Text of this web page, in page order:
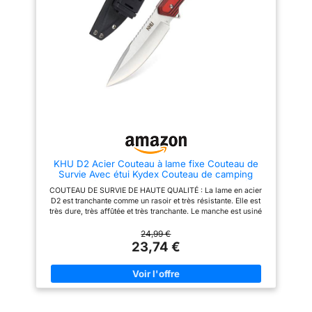
longueur et d'épaisseur offre
besoin. DESIGN CLASSIQUE :
a un design classique en noir et
mesure 26 cm de longueur
totale. Ce design intemporel en
fait un excellent cadeau pour
les passionnés de plein air ou
un ajout précieux à votre propre
KHU D2 Acier Couteau à lame fixe Couteau de
Survie Avec étui Kydex Couteau de camping
bushcraft - G10 poignée, Outdoor randonnée
Accessoires - 31A
COUTEAU DE SURVIE DE HAUTE QUALITÉ : La lame en acier
D2 est tranchante comme un rasoir et très résistante. Elle est
très dure, très affûtée et très tranchante. Le manche est usiné
conforme à l'ergonomie du corps humain pour une meilleure
prise en main, une plus grande agilité et un confort optimal. Il
est isolant, résistant à l'abrasion, à l'humidité et antidérapant.
TAILLE DU COUTEAU : Taille totale : 11 pouce (28 cm),
Longueur de la lame : 5,5 pouce (14 cm), Epaisseur de la lame :
4 mm, Poids : 289g. ÉTUI KYDEX MULTIFONCTION : L'étui
24,99 €
23,74 €